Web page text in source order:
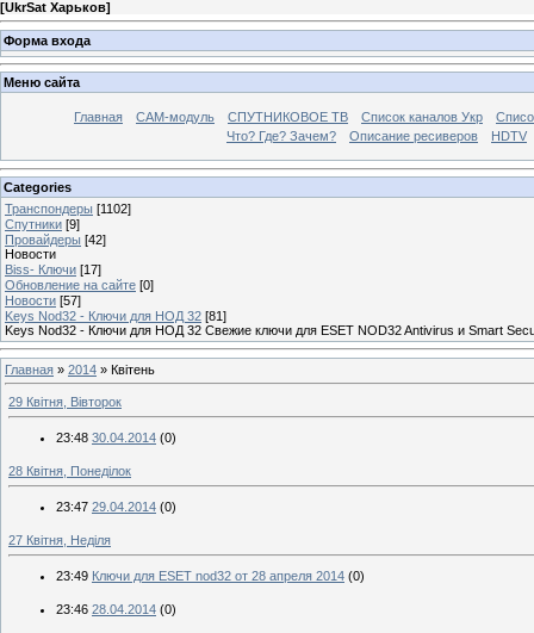
[UkrSat Харьков]
Форма входа
Меню сайта
Главная CAM-модуль СПУТНИКОВОЕ ТВ Список каналов Укр
Что? Где? Зачем?
Описание ресиверов HDTV
Categories
Транспондеры [1102]
Спутники [9]
Провайдеры [42]
Новости
Biss- Ключи [17]
Обновление на сайте [0]
Новости [57]
Keys Nod32 - Ключи для НОД 32 [81]
Keys Nod32 - Ключи для НОД 32 Свежие ключи для ESET NOD32 Antivirus и Smart
Главная » 2014 » Квітень
29 Квітня, Вівторок
23:48 30.04.2014 (0)
28 Квітня, Понеділок
23:47 29.04.2014 (0)
27 Квітня, Неділя
23:49 Ключи для ESET nod32 от 28 апреля 2014 (0)
23:46 28.04.2014 (0)